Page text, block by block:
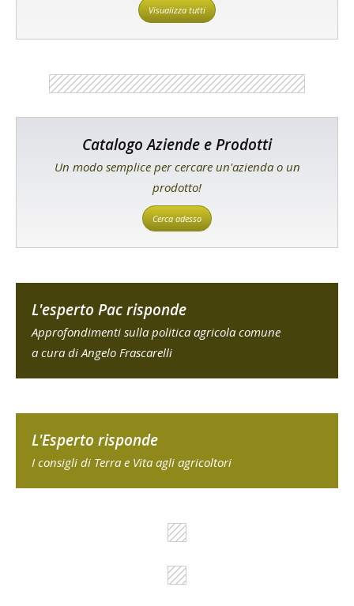
Visualizza tutti
Catalogo Aziende e Prodotti
Un modo semplice per cercare un'azienda o un
prodotto!
Cerca adesso
L'esperto Pac risponde
Approfondimenti sulla politica agricola comune
a cura di Angelo Frascarelli
L'Esperto risponde
I consigli di Terra e Vita agli agricoltori